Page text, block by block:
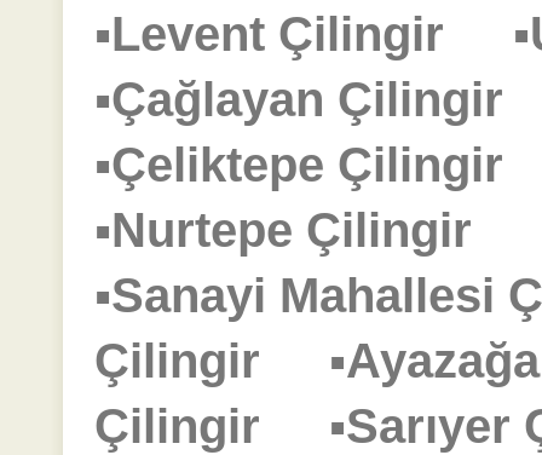
▪Levent Çilingir
▪Çağlayan
▪Çeliktepe
▪Nurtepe Çilingir
▪Sanayi
Çilingir
Çilingir